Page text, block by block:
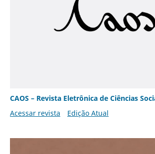
CAOS – Revista Eletrônica de Ciências
Acessar revista
Edição Atual